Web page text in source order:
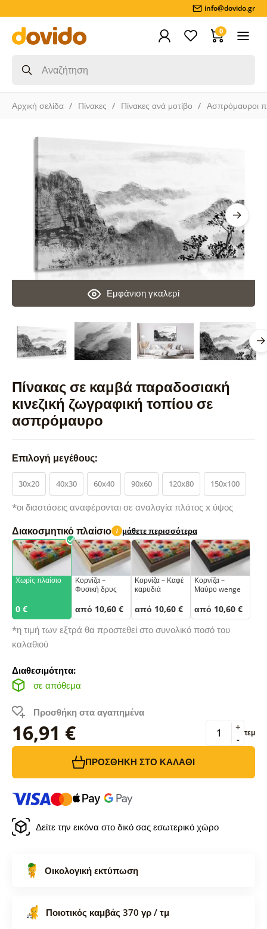
info@dovido.gr
0
Αρχική σελίδα Πίνακες Πίνακες ανά μοτίβο Ασπρόμαυροι
Πίνακας σε καμβά παραδοσιακή
κινεζική ζωγραφική τοπίου σε
ασπρόμαυρο
Εμφάνιση γκαλερί
Επιλογή μεγέθους:
30x20 40x30 60x40 90x60 120x80 150x100
*οι διαστάσεις αναφέρονται σε αναλογία πλάτος x ύψος
Διακοσμητικό πλαίσιο i μάθετε περισσότερα
Χωρίς πλαίσιο
0 €
Κορνίζα –
Φυσική δρυς
από 10,60 €
Κορνίζα – Καφέ
καρυδιά
από 10,60 €
Κορνίζα –
Μαύρο wenge
από 10,60 €
*η τιμή των εξτρά θα προστεθεί στο συνολικό ποσό του
καλαθιού
Διαθεσιμότητα:
σε απόθεμα
Προσθήκη στα αγαπημένα
16,91 € -
+ τεμ
ΠΡΟΣΘΉΚΗ ΣΤΟ ΚΑΛΆΘΙ
Δείτε την εικόνα στο δικό σας εσωτερικό χώρο
Οικολογική εκτύπωση
Ποιοτικός καμβάς 370 γρ / τμ